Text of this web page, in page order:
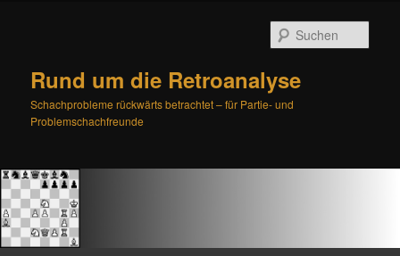
Rund um die Retroanalyse
Schachprobleme rückwärts betrachtet – für Partie- und
Problemschachfreunde